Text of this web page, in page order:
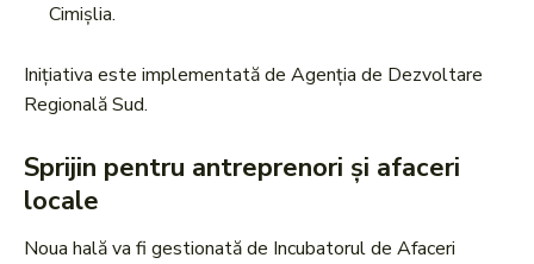
Cimișlia.
Inițiativa este implementată de Agenția de Dezvoltare
Regională Sud.
Sprijin pentru antreprenori și afaceri
locale
Noua hală va fi gestionată de Incubatorul de Afaceri